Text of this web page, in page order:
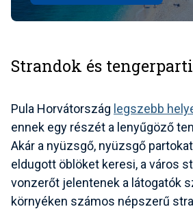
Strandok és
Pula Horvátország legszebb
ennek egy részét a lenyűgöző
Akár a nyüzsgő, nyüzsgő
eldugott öblöket keresi, a város
vonzerőt jelentenek a látogatók
környéken számos népszerű